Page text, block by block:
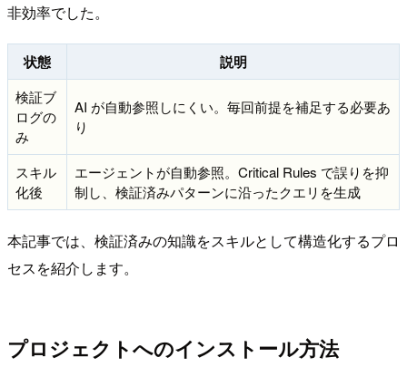
非効率でした。
状態 説明
検証ブ
ログの
み
AI が自動参照しにくい。毎回前提を補足する必要あ
り
スキル
化後
エージェントが自動参照。Critical Rules で誤りを抑
制し、検証済みパターンに沿ったクエリを生成
本記事では、検証済みの知識をスキルとして構造化するプロ
セスを紹介します。
プロジェクトへのインストール方法